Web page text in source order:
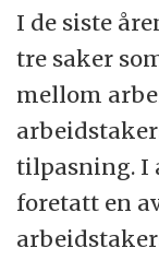
I de siste
tre saker
mellom
tilpasning. I
foretatt en